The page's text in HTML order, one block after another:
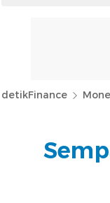
detikFinance